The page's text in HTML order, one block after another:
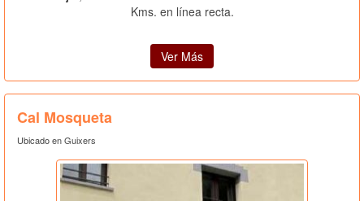
Kms. en línea recta.
Ver Más
Cal Mosqueta
Ubicado en Guixers